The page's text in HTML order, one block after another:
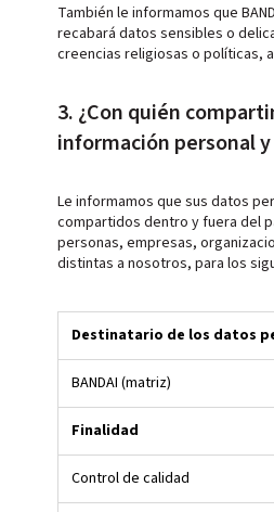
También le informamos que
recabará datos sensibles o
creencias religiosas o políticas,
3. ¿Con quién
información personal
Le informamos que sus datos
compartidos dentro y fuera del
personas, empresas,
distintas a nosotros, para los
Destinatario de los datos
BANDAI (matriz)
Finalidad
Control de calidad